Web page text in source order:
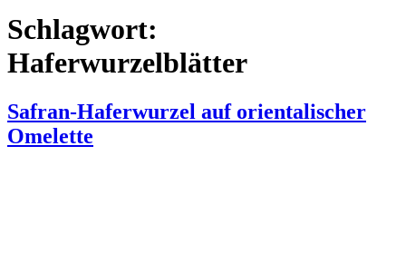
Schlagwort:
Haferwurzelblätter
Safran-Haferwurzel auf orientalischer
Omelette